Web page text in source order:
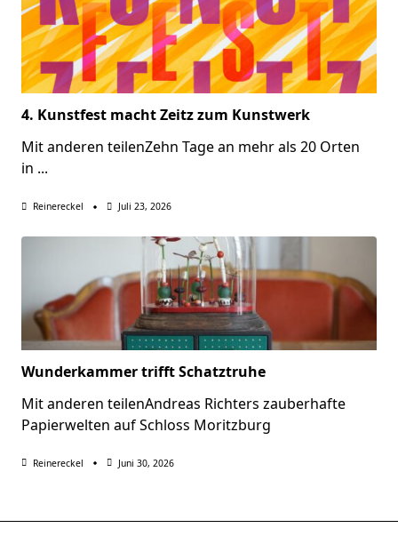
4. Kunstfest macht Zeitz zum Kunstwerk
Mit anderen teilenZehn Tage an mehr als 20 Orten
in ...
Reinereckel Juli 23, 2026
Wunderkammer trifft Schatztruhe
Mit anderen teilenAndreas Richters zauberhafte
Papierwelten auf Schloss Moritzburg
Reinereckel Juni 30, 2026